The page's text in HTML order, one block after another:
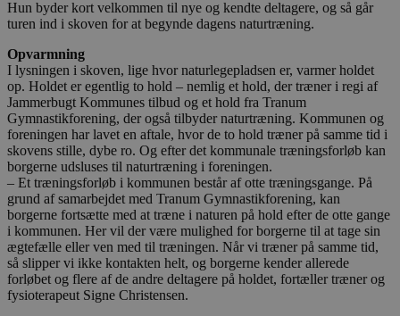
Hun byder kort velkommen til nye og kendte deltagere, og så går
turen ind i skoven for at begynde dagens naturtræning.
Opvarmning
I lysningen i skoven, lige hvor naturlegepladsen er, varmer holdet
op. Holdet er egentlig to hold – nemlig et hold, der træner i regi af
Jammerbugt Kommunes tilbud og et hold fra Tranum
Gymnastikforening, der også tilbyder naturtræning. Kommunen og
foreningen har lavet en aftale, hvor de to hold træner på samme tid i
skovens stille, dybe ro. Og efter det kommunale træningsforløb kan
borgerne udsluses til naturtræning i foreningen.
– Et træningsforløb i kommunen består af otte træningsgange. På
grund af samarbejdet med Tranum Gymnastikforening, kan
borgerne fortsætte med at træne i naturen på hold efter de otte gange
i kommunen. Her vil der være mulighed for borgerne til at tage sin
ægtefælle eller ven med til træningen. Når vi træner på samme tid,
så slipper vi ikke kontakten helt, og borgerne kender allerede
forløbet og flere af de andre deltagere på holdet, fortæller træner og
fysioterapeut Signe Christensen.